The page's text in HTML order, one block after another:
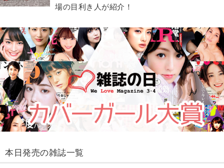
場の目利き人が紹介！
本日発売の雑誌一覧